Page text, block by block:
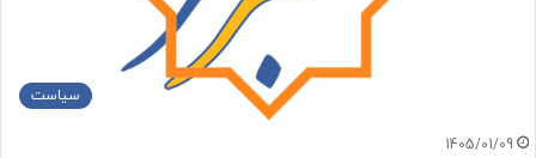
سیاست
1405/01/09